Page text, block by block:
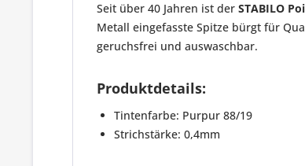
Seit über 40 Jahren ist der STABILO
Metall eingefasste Spitze bürgt für
geruchsfrei und auswaschbar.
Produktdetails:
Tintenfarbe: Purpur 88/19
Strichstärke: 0,4mm